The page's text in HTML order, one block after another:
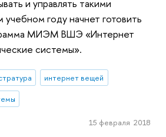
и управлять такими
году начнет готовить
МИЭМ ВШЭ «Интернет
системы».
интернет вещей
15 февраля 2018